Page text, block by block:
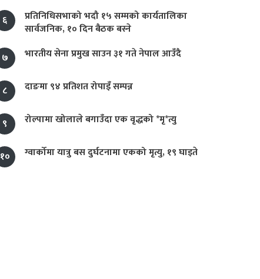
६
प्रतिनिधिसभाको भदौ १५ सम्मको कार्यतालिका
सार्वजनिक, १० दिन बैठक बस्ने
७
भारतीय सेना प्रमुख साउन ३१ गते नेपाल आउँदै
८ दाङमा ९४ प्रतिशत रोपाइँ सम्पन्न
९ रोल्पामा खोलाले बगाउँदा एक वृद्धको *मृ*त्यु
१० ग्वार्कोमा यात्रु बस दुर्घटनामा एकको मृत्यु, १९ घाइते